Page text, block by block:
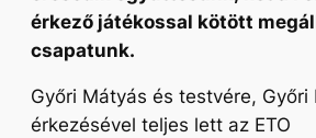
érkező játékossal kötött
csapatunk.
Győri Mátyás és testvére, Győri
érkezésével teljes lett az ETO